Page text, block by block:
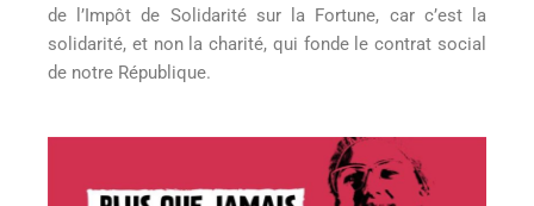
de l’Impôt de Solidarité sur la Fortune, car c’est la
solidarité, et non la charité, qui fonde le contrat social
de notre République.